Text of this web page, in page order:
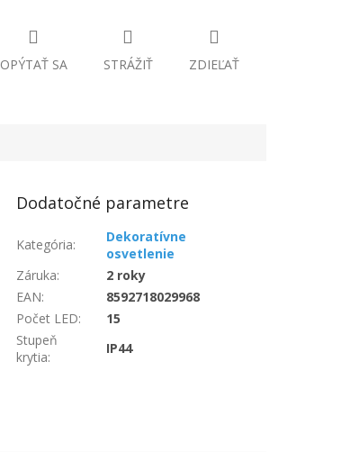
OPÝTAŤ SA STRÁŽIŤ ZDIEĽAŤ
Dodatočné parametre
Kategória:
Dekoratívne
osvetlenie
Záruka:
2 roky
EAN:
8592718029968
Počet LED:
15
Stupeň
krytia:
IP44